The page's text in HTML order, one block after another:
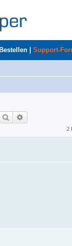
Bestellen Support-
Suche
2